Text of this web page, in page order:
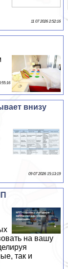
11 07 2026 2:52:16
внизу
09 07 2026 15:13:19
на вашу
так и